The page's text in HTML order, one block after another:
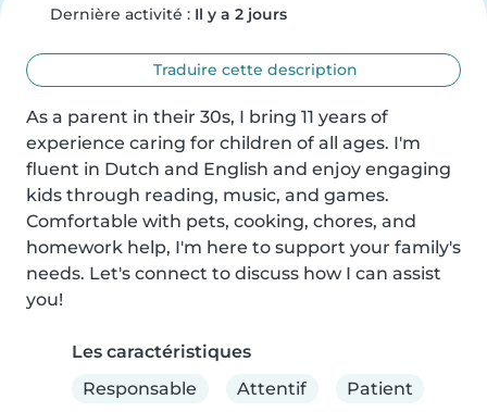
Dernière activité : Il y a 2 jours
Traduire cette description
As a parent in their 30s, I bring 11 years of
experience caring for children of all ages. I'm
fluent in Dutch and English and enjoy engaging
kids through reading, music, and games.
Comfortable with pets, cooking, chores, and
homework help, I'm here to support your family's
needs. Let's connect to discuss how I can assist
you!
Les caractéristiques
Responsable
Attentif Patient